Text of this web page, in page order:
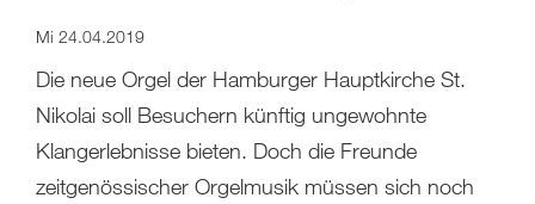
Mi 24.04.2019
Die neue Orgel der Hamburger Hauptkirche St.
Nikolai soll Besuchern künftig ungewohnte
Klangerlebnisse bieten. Doch die Freunde
zeitgenössischer Orgelmusik müssen sich noch